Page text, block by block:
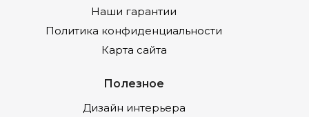
Наши гарантии
Политика конфиденциальности
Карта сайта
Полезное
Дизайн интерьера